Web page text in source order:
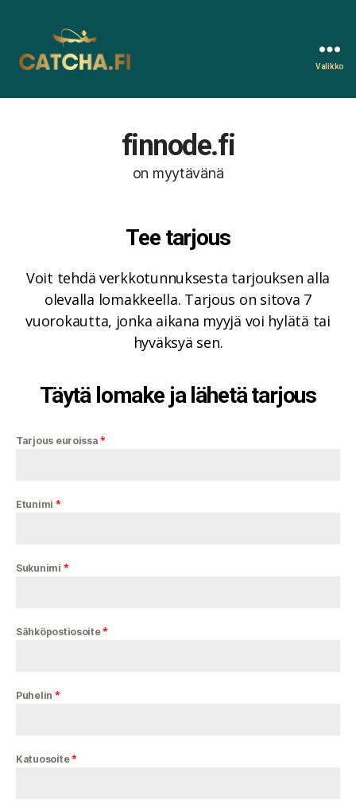
Valikko
finnode.fi
on myytävänä
Tee tarjous
Voit tehdä verkkotunnuksesta tarjouksen alla
olevalla lomakkeella. Tarjous on sitova 7
vuorokautta, jonka aikana myyjä voi hylätä tai
hyväksyä sen.
Täytä lomake ja lähetä tarjous
Tarjous euroissa*
Etunimi *
Sukunimi *
Sähköpostiosoite*
Puhelin *
Katuosoite*